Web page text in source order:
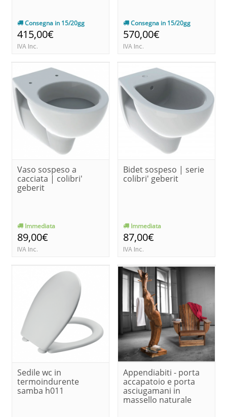
Consegna in 15/20gg
415,00€
IVA Inc.
Consegna in 15/20gg
570,00€
IVA Inc.
Vaso sospeso a
cacciata | colibri'
geberit
Immediata
89,00€
IVA Inc.
Bidet sospeso | serie
colibri' geberit
Immediata
87,00€
IVA Inc.
Sedile wc in
termoindurente
samba h011
Appendiabiti - porta
accapatoio e porta
asciugamani in
massello naturale